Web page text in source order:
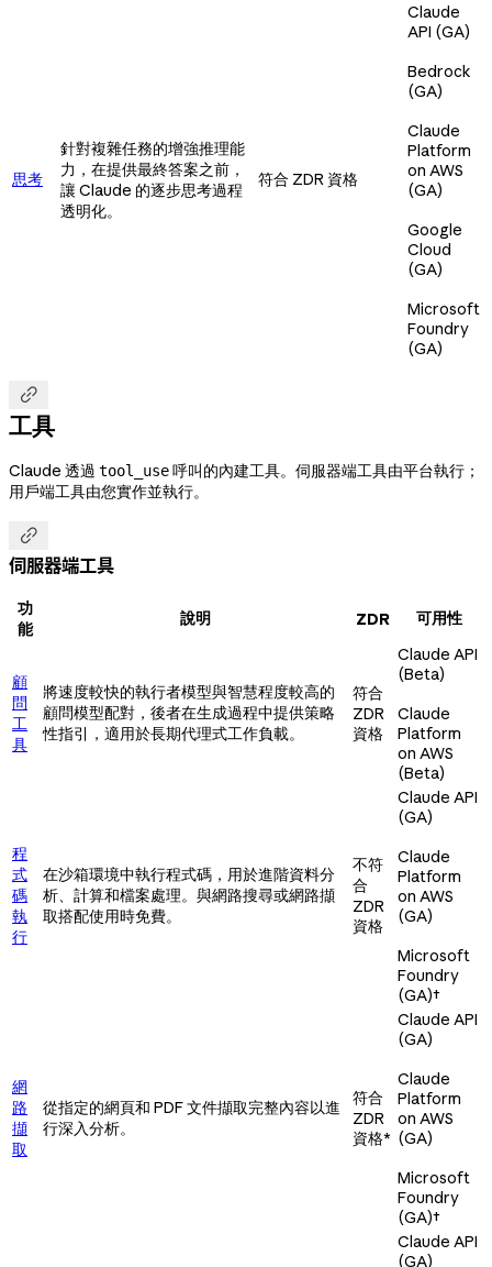
思考
針對複雜任務的增強推理能
力，在提供最終答案之前，
讓 Claude 的逐步思考過程
透明化。
符合 ZDR 資格
Claude
API (GA)
Bedrock
(GA)
Claude
Platform
on AWS
(GA)
Google
Cloud
(GA)
Microsoft
Foundry
(GA)

工具
Claude 透過 tool_use呼叫的內建工具。伺服器端工具由平台執行；
用戶端工具由您實作並執行。

伺服器端工具
功
能
說明 ZDR 可用性
顧
問
工
具
將速度較快的執行者模型與智慧程度較高的
顧問模型配對，後者在生成過程中提供策略
性指引，適用於長期代理式工作負載。
符合
ZDR
資格
Claude API
(Beta)
Claude
Platform
on AWS
(Beta)
程
式
碼
執
行
在沙箱環境中執行程式碼，用於進階資料分
析、計算和檔案處理。與網路搜尋或網路擷
取搭配使用時免費。
不符
合
ZDR
資格
Claude API
(GA)
Claude
Platform
on AWS
(GA)
Microsoft
Foundry
(GA)†
網
路
擷
取
從指定的網頁和 PDF 文件擷取完整內容以進
行深入分析。
符合
ZDR
資格*
Claude API
(GA)
Claude
Platform
on AWS
(GA)
Microsoft
Foundry
(GA)†
Claude API
(GA)